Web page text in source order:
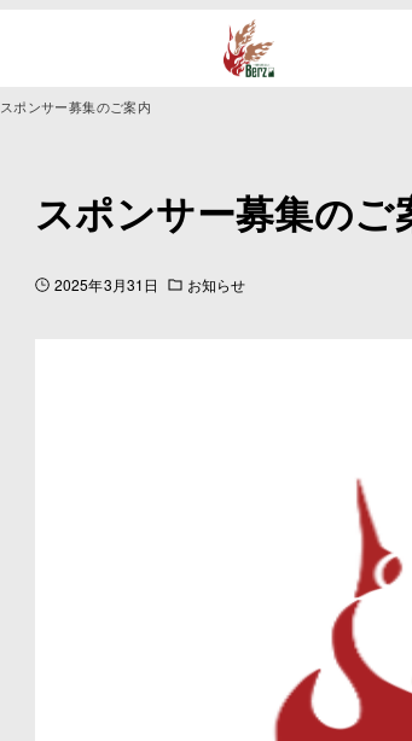
スポンサー募集のご案内
スポンサー募集のご
2025年3月31日 お知らせ